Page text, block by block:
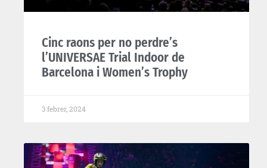
Cinc raons per no perdre’s
l’UNIVERSAE Trial Indoor de
Barcelona i Women’s Trophy
3 febrer, 2024